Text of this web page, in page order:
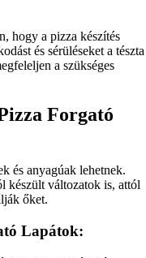
hogy a pizza készítés
és sérüléseket a tészta
a szükséges
Forgató
és anyagúak lehetnek.
készült változatok is, attól
őket.
Lapátok: